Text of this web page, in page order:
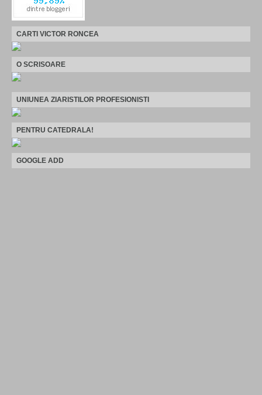
CARTI VICTOR RONCEA
O SCRISOARE
UNIUNEA ZIARISTILOR PROFESIONISTI
PENTRU CATEDRALA!
GOOGLE ADD